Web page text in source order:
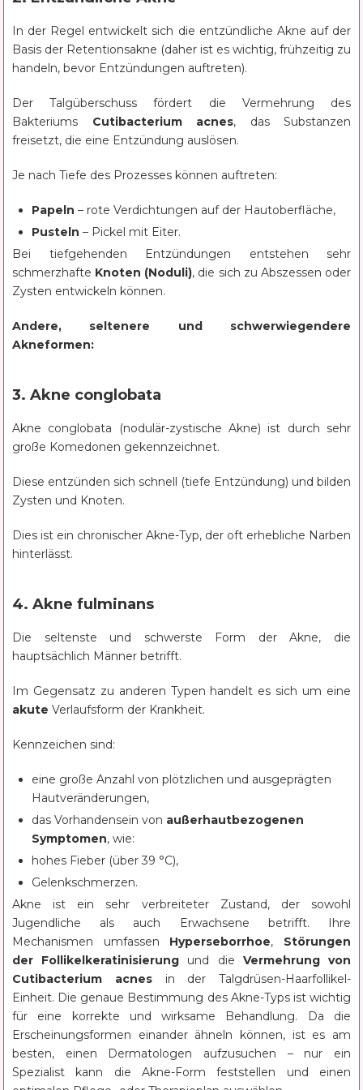
In der Regel entwickelt sich die entzündliche Akne auf der
Basis der Retentionsakne (daher ist es wichtig, frühzeitig zu
handeln, bevor Entzündungen auftreten).
Der Talgüberschuss fördert die Vermehrung des
Bakteriums Cutibacterium acnes, das Substanzen
freisetzt, die eine Entzündung auslösen.
Je nach Tiefe des Prozesses können auftreten:
Papeln – rote Verdichtungen auf der Hautoberfläche,
Pusteln – Pickel mit Eiter.
Bei tiefgehenden Entzündungen entstehen sehr
schmerzhafte Knoten (Noduli), die sich zu Abszessen oder
Zysten entwickeln können.
Andere, seltenere und schwerwiegendere
Akneformen:
3. Akne conglobata
Akne conglobata (nodulär-zystische Akne) ist durch sehr
große Komedonen gekennzeichnet.
Diese entzünden sich schnell (tiefe Entzündung) und bilden
Zysten und Knoten.
Dies ist ein chronischer Akne-Typ, der oft erhebliche Narben
hinterlässt.
4. Akne fulminans
Die seltenste und schwerste Form der Akne, die
hauptsächlich Männer betrifft.
Im Gegensatz zu anderen Typen handelt es sich um eine
akute Verlaufsform der Krankheit.
Kennzeichen sind:
eine große Anzahl von plötzlichen und ausgeprägten
Hautveränderungen,
das Vorhandensein von außerhautbezogenen
Symptomen, wie:
hohes Fieber (über 39 °C),
Gelenkschmerzen.
Akne ist ein sehr verbreiteter Zustand, der sowohl
Jugendliche als auch Erwachsene betrifft. Ihre
Mechanismen umfassen Hyperseborrhoe, Störungen
der Follikelkeratinisierung und die Vermehrung von
Cutibacterium acnesin der Talgdrüsen-Haarfollikel-
Einheit. Die genaue Bestimmung des Akne-Typs ist wichtig
für eine korrekte und wirksame Behandlung. Da die
Erscheinungsformen einander ähneln können, ist es am
besten, einen Dermatologen aufzusuchen – nur ein
Spezialist kann die Akne-Form feststellen und einen